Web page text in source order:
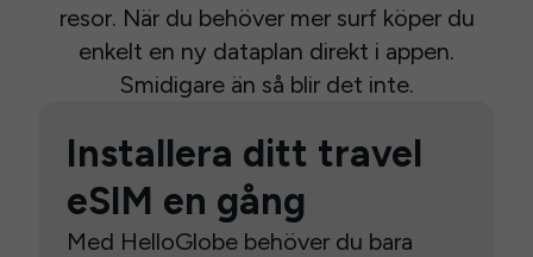
resor. När du behöver mer surf köper du
enkelt en ny dataplan direkt i appen.
Smidigare än så blir det inte.
Installera ditt travel
eSIM en gång
Med HelloGlobe behöver du bara